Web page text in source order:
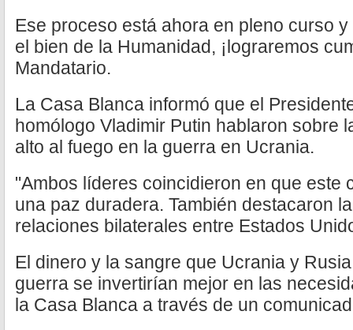
Ese proceso está ahora en pleno curso
el bien de la Humanidad, ¡lograremos
Mandatario.
La Casa Blanca informó que el
homólogo Vladimir Putin hablaron sobre
alto al fuego en la guerra en Ucrania.
"Ambos líderes coincidieron en que este
una paz duradera. También destacaron
relaciones bilaterales entre Estados
El dinero y la sangre que Ucrania y
guerra se invertirían mejor en las
la Casa Blanca a través de un